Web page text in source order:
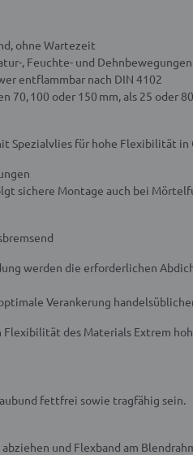
ohne Wartezeit
, Feuchte- und Dehnbewegungen
entflammbar nach DIN 4102
70, 100 oder 150 mm, als 25 oder
Spezialvlies für hohe Flexibilität
sichere Montage auch bei
werden die erforderlichen
Verankerung
Flexibilität des Materials Extrem
fettfrei sowie tragfähig sein.
und Flexband am